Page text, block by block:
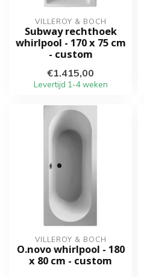
VILLEROY & BOCH
Subway rechthoek
whirlpool - 170 x 75 cm
- custom
€1.415,00
Levertijd 1-4 weken
VILLEROY & BOCH
O.novo whirlpool - 180
x 80 cm - custom